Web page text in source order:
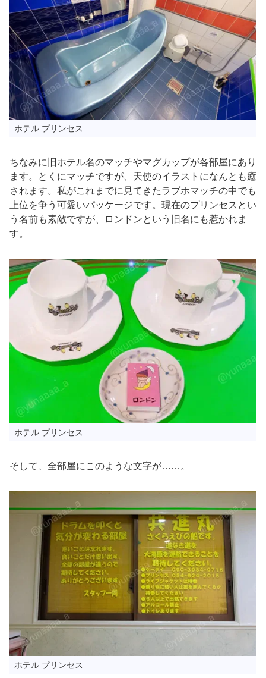
ホテル プリンセス
ちなみに旧ホテル名のマッチやマグカップが各部屋にあり
ます。とくにマッチですが、天使のイラストになんとも癒
されます。私がこれまでに見てきたラブホマッチの中でも
上位を争う可愛いパッケージです。現在のプリンセスとい
う名前も素敵ですが、ロンドンという旧名にも惹かれま
す。
ホテル プリンセス
そして、全部屋にこのような文字が……。
ホテル プリンセス